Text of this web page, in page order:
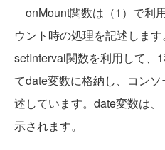
onMount関数は（1）で利
ウント時の処理を記述しま
setInterval関数を利用して、
てdate変数に格納し、コン
述しています。date変数は
示されます。